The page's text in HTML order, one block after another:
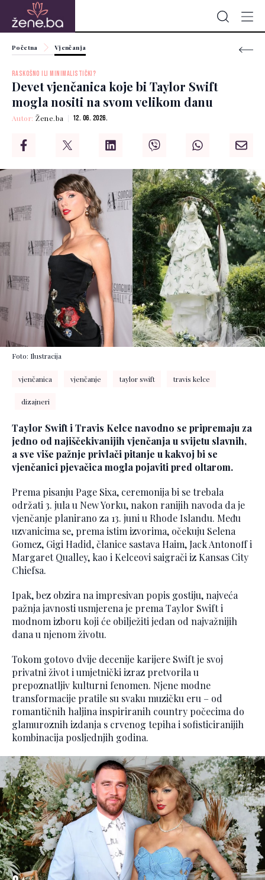
Početna Vjenčanja
RASKOŠNO ILI MINIMALISTIČKI?
Devet vjenčanica koje bi Taylor Swift
mogla nositi na svom velikom danu
Autor:Žene.ba 12. 06. 2026.
Foto: Ilustracija
vjenčanica vjenčanje taylor swift travis kelce
dizajneri
Taylor Swift i Travis Kelce navodno se pripremaju za
jedno od najiščekivanijih vjenčanja u svijetu slavnih,
a sve više pažnje privlači pitanje u kakvoj bi se
vjenčanici pjevačica mogla pojaviti pred oltarom.
Prema pisanju Page Sixa, ceremonija bi se trebala
održati 3. jula u New Yorku, nakon ranijih navoda da je
vjenčanje planirano za 13. juni u Rhode Islandu. Među
uzvanicima se, prema istim izvorima, očekuju Selena
Gomez, Gigi Hadid, članice sastava Haim, Jack Antonoff i
Margaret Qualley, kao i Kelceovi saigrači iz Kansas City
Chiefsa.
Ipak, bez obzira na impresivan popis gostiju, najveća
pažnja javnosti usmjerena je prema Taylor Swift i
modnom izboru koji će obilježiti jedan od najvažnijih
dana u njenom životu.
Tokom gotovo dvije decenije karijere Swift je svoj
privatni život i umjetnički izraz pretvorila u
prepoznatljiv kulturni fenomen. Njene modne
transformacije pratile su svaku muzičku eru – od
romantičnih haljina inspiriranih country počecima do
glamuroznih izdanja s crvenog tepiha i sofisticiranijih
kombinacija posljednjih godina.